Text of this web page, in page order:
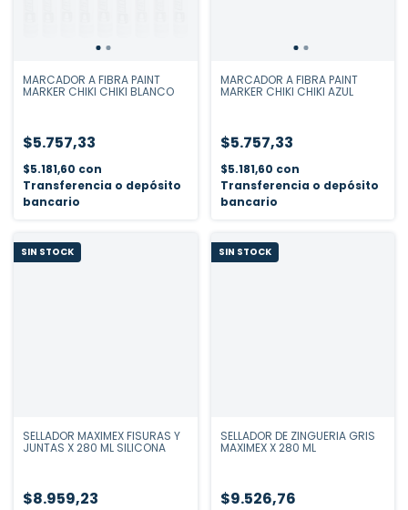
MARCADOR A FIBRA PAINT
MARKER CHIKI CHIKI BLANCO
$5.757,33
$5.181,60 con
Transferencia o depósito
bancario
MARCADOR A FIBRA PAINT
MARKER CHIKI CHIKI AZUL
$5.757,33
$5.181,60 con
Transferencia o depósito
bancario
SIN STOCK
SELLADOR MAXIMEX FISURAS Y
JUNTAS X 280 ML SILICONA
$8.959,23
SIN STOCK
SELLADOR DE ZINGUERIA GRIS
MAXIMEX X 280 ML
$9.526,76